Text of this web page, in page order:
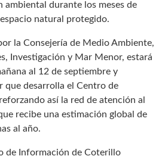
ambiental durante los meses de
natural protegido.
la Consejería de Medio Ambiente,
Investigación y Mar Menor, estará
al 12 de septiembre y
que desarrolla el Centro de
así la red de atención al
recibe una estimación global de
al año.
de Información de Coterillo